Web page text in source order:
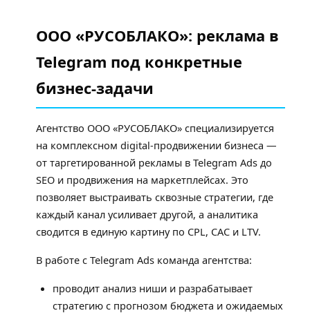
ООО «РУСОБЛАКО»: реклама в
Telegram под конкретные
бизнес-задачи
Агентство ООО «РУСОБЛАКО» специализируется
на комплексном digital-продвижении бизнеса —
от таргетированной рекламы в Telegram Ads до
SEO и продвижения на маркетплейсах. Это
позволяет выстраивать сквозные стратегии, где
каждый канал усиливает другой, а аналитика
сводится в единую картину по CPL, CAC и LTV.
В работе с Telegram Ads команда агентства:
проводит анализ ниши и разрабатывает
стратегию с прогнозом бюджета и ожидаемых